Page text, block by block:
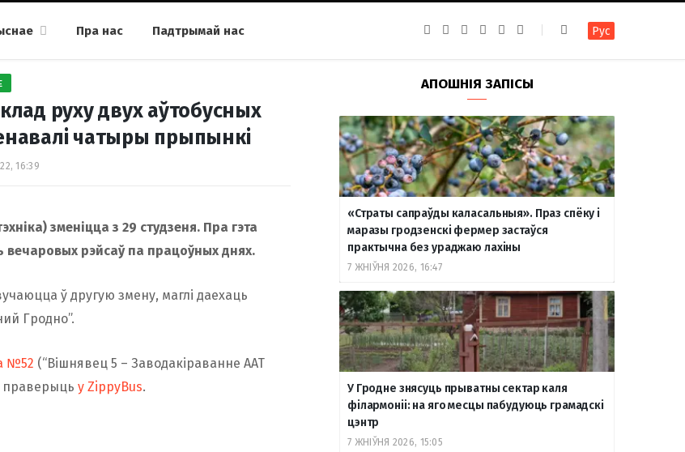
Пра нас Падтрымай нас
b
o
k
a
g
a
m
g
r
a
m
u
b
т
а
т
е
Рус
руху двух аўтобусных
чатыры прыпынкі
16:39
зменіцца з 29 студзеня. Пра гэта
рэйсаў па працоўных днях.
ў другую змену, маглі даехаць
Гродно”.
№52 (“Вішнявец 5 – Заводакіраванне ААТ
праверыць у ZippyBus.
АПОШНІЯ ЗАПІСЫ
«Страты сапраўды каласальныя». Праз спёку і
маразы гродзенскі фермер застаўся
практычна без ураджаю лахіны
7 ЖНІЎНЯ 2026, 16:47
У Гродне знясуць прыватны сектар каля
філармоніі: на яго месцы пабудуюць грамадскі
цэнтр
7 ЖНІЎНЯ 2026, 15:05